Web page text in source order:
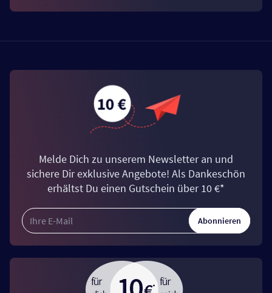
Melde Dich zu unserem Newsletter an und
sichere Dir exklusive Angebote! Als Dankeschön
erhältst Du einen Gutschein über 10 €*
Abonnieren